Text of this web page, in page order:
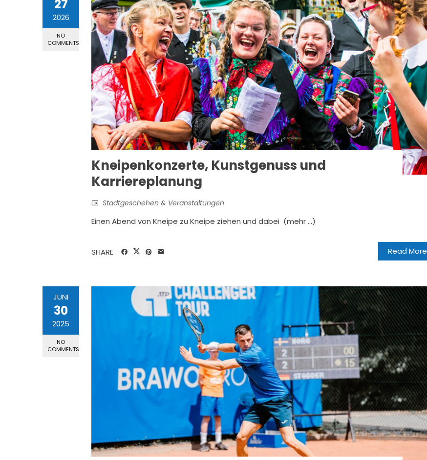
27
2026
NO
COMMENTS
Kneipenkonzerte, Kunstgenuss und
Karriereplanung
Stadtgeschehen & Veranstaltungen
Einen Abend von Kneipe zu Kneipe ziehen und dabei (mehr …)
Read More
SHARE
JUNI
30
2025
NO
COMMENTS